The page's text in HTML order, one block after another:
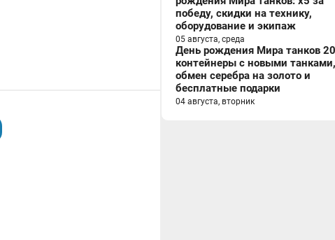
победу, скидки на технику,
оборудование и экипаж
05 августа, среда
День рождения Мира танков
контейнеры с новыми танками,
обмен серебра на золото и
бесплатные подарки
04 августа, вторник